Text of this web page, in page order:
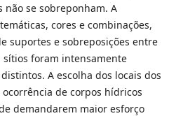
não se sobreponham. A
cores e combinações,
suportes e sobreposições entre
foram intensamente
A escolha dos locais dos
de corpos hídricos
demandarem maior esforço